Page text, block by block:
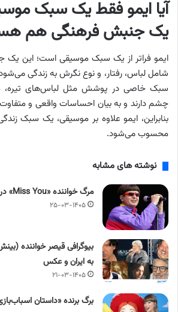
آیا ایمو فقط یک سبک
یک جنبش فرهنگی هم
ایمو فراتر از یک سبک موسیقی است؛ این
شامل لباس، رفتار، و نوع نگرش به زندگی
سبک خاصی در پوشش مثل لباس‌های
چشم دارند و به بیان احساسات واقعی و
بنابراین، ایمو علاوه بر موسیقی، یک سبک
محسوب می‌شود.
نوشته های مشابه
مرگ خواننده «Miss You» در سانحه هوایی + جزئیات
۲۵-۰۳-۱۴۰۵
بیوگرافی قیصر خواننده
به ایران و عکس
۲۱-۰۳-۱۴۰۵